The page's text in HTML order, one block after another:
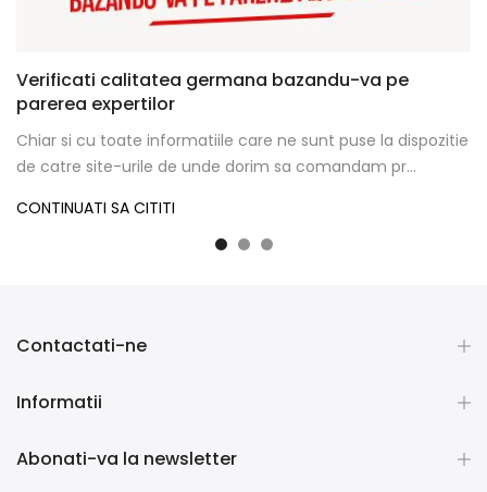
Verificati calitatea germana bazandu-va pe
parerea expertilor
Chiar si cu toate informatiile care ne sunt puse la dispozitie
de catre site-urile de unde dorim sa comandam pr...
CONTINUATI SA CITITI
Contactati-ne
Informatii
Abonati-va la newsletter